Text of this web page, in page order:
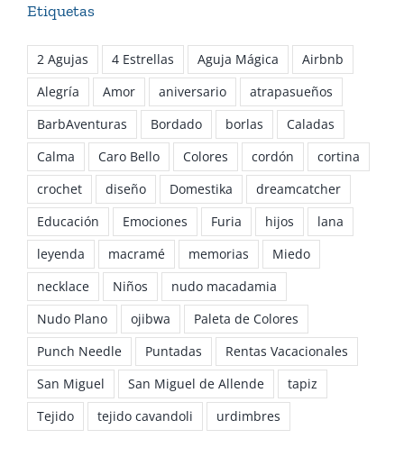
Etiquetas
2 Agujas 4 Estrellas Aguja Mágica
Airbnb
Alegría
Amor aniversario
atrapasueños
BarbAventuras
Bordado borlas
Caladas
Calma
Caro Bello Colores cordón
cortina
crochet
diseño Domestika
dreamcatcher
Educación
Emociones Furia hijos
lana
leyenda
macramé memorias
Miedo
necklace
Niños
nudo macadamia
Nudo Plano
ojibwa
Paleta de Colores
Punch Needle
Puntadas
Rentas Vacacionales
San Miguel
San Miguel de Allende
tapiz
Tejido
tejido cavandoli urdimbres